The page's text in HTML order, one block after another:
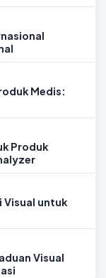
Medis:
Produk
Visual untuk
Visual